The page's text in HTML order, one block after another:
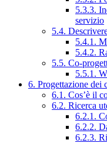
5.3.3.
servizio
5.4.
5.4.1.
5.4.2.
5.5. Co-
5.5.1.
6. Progettazione dei
6.1. Cos’è il
6.2. Ricerca
6.2.1.
6.2.2.
6.2.3.